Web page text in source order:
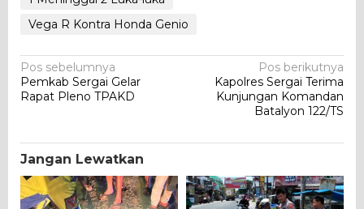
Vega R Kontra Honda Genio
Navigasi
pos
Pos sebelumnya
Pemkab Sergai Gelar
Rapat Pleno TPAKD
Pos berikutnya
Kapolres Sergai Terima
Kunjungan Komandan
Batalyon 122/TS
Jangan Lewatkan